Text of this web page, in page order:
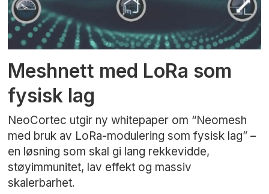
Meshnett med LoRa som
fysisk lag
NeoCortec utgir ny whitepaper om “Neomesh
med bruk av LoRa-modulering som fysisk lag” –
en løsning som skal gi lang rekkevidde,
støyimmunitet, lav effekt og massiv
skalerbarhet.